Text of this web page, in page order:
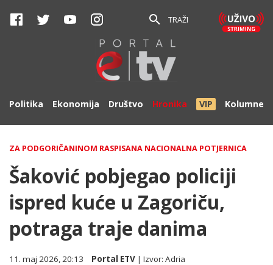
TRAŽI
Politika Ekonomija Društvo Hronika VIP Kolumne
ZA PODGORIČANINOM RASPISANA NACIONALNA POTJERNICA
Šaković pobjegao policiji
ispred kuće u Zagoriču,
potraga traje danima
11. maj 2026, 20:13 Portal ETV | Izvor:Adria